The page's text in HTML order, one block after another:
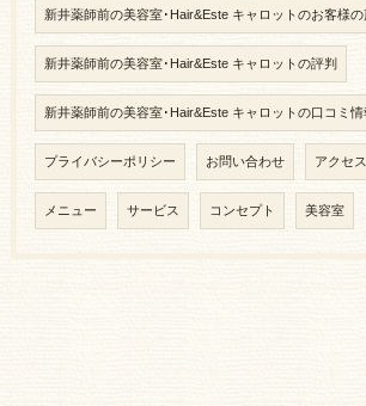
新井薬師前の美容室･Hair&Este キャロットのお客様の
新井薬師前の美容室･Hair&Este キャロットの評判
新井薬師前の美容室･Hair&Este キャロットの口コミ情
プライバシーポリシー お問い合わせ アクセス
メニュー サービス コンセプト 美容室